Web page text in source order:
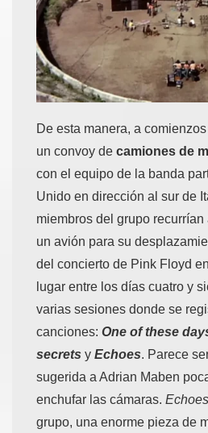
De esta manera, a
un convoy de camiones de
con el equipo de la banda
Unido en dirección al sur de
miembros del grupo
un avión para su
del concierto de Pink Floyd
lugar entre los días cuatro y
varias sesiones donde se
canciones: One of these
secrets y Echoes. Parece
sugerida a Adrian Maben
enchufar las cámaras. Echoes
grupo, una enorme pieza de